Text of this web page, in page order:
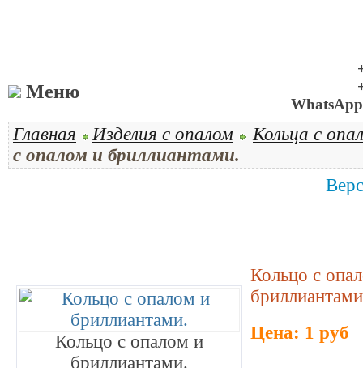
Меню
Главная Изделия с опалом
Кольца с
с опалом и бриллиантами.
Кольцо с опалом и
бриллиантами.
Кольцо с
Цена: 1 руб